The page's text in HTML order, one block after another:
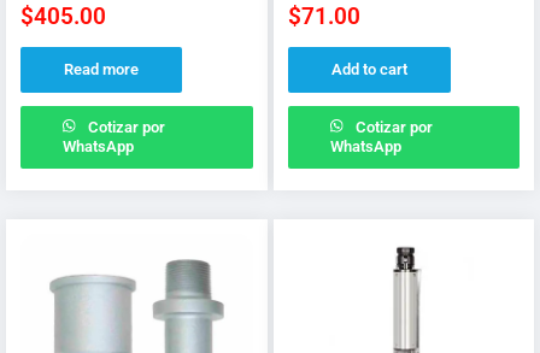
flujo MAX
$405.00
Read more
Cotizar por
WhatsApp
sumergible calibre 10, 12 y 14
$71.00
Add to cart
Cotizar por
WhatsApp